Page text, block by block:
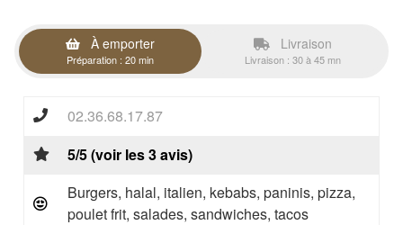
À emporter
Préparation : 20 min
Livraison
Livraison : 30 à 45 mn
02.36.68.17.87
5/5 (voir les 3 avis)
Burgers, halal, italien, kebabs, paninis, pizza,
poulet frit, salades, sandwiches, tacos